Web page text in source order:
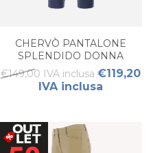
CHERVÒ PANTALONE
SPLENDIDO DONNA
€149,00 IVA inclusa €119,20
IVA inclusa